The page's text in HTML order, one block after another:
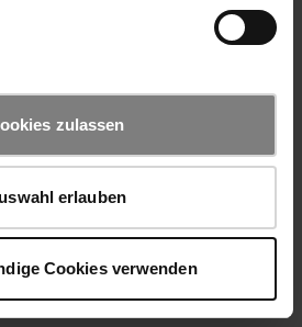
zulassen
erlauben
Cookies verwenden